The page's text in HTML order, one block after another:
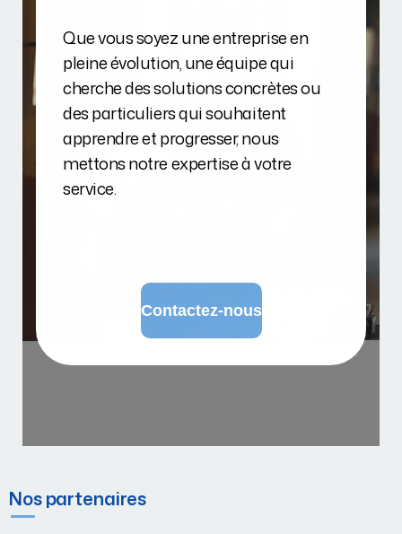
Que vous soyez une entreprise en
pleine évolution, une équipe qui
cherche des solutions concrètes ou
des particuliers qui souhaitent
apprendre et progresser, nous
mettons notre expertise à votre
service.
Nos partenaires